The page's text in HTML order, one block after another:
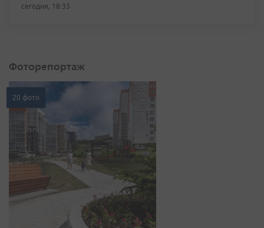
сегодня, 18:33
Фоторепортаж
20 фото